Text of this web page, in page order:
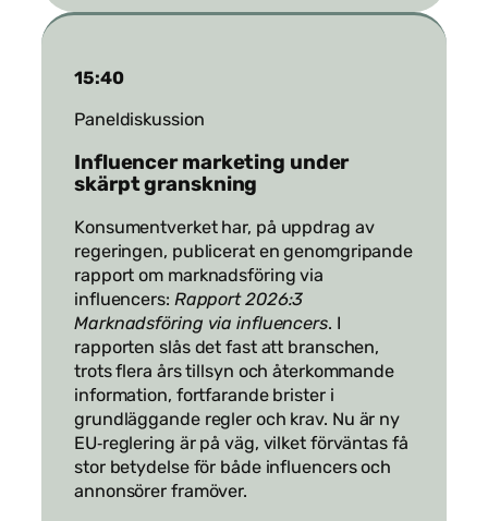
15:40
Paneldiskussion
Influencer marketing under
skärpt granskning
Konsumentverket har, på uppdrag av
regeringen, publicerat en genomgripande
rapport om marknadsföring via
influencers: Rapport 2026:3
Marknadsföring via influencers. I
rapporten slås det fast att branschen,
trots flera års tillsyn och återkommande
information, fortfarande brister i
grundläggande regler och krav. Nu är ny
EU‑reglering är på väg, vilket förväntas få
stor betydelse för både influencers och
annonsörer framöver.